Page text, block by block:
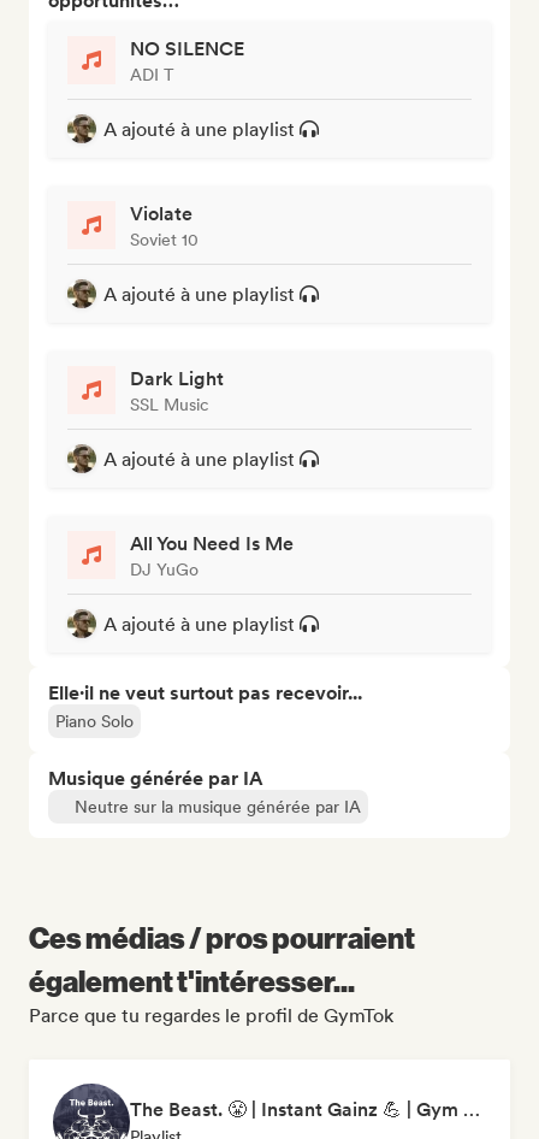
NO SILENCE
ADI T
A ajouté à une playlist
Violate
Soviet 10
A ajouté à une playlist
Dark Light
SSL Music
A ajouté à une playlist
All You Need Is Me
DJ YuGo
A ajouté à une playlist
Elle·il ne veut surtout pas recevoir...
Piano Solo
Musique générée par IA
Neutre sur la musique générée par IA
Ces médias / pros pourraient
également t'intéresser...
Parce que tu regardes le profil de GymTok
The Beast. 😤 | Instant Gainz 💪 | Gym Workout & Motivation Music 🏋️